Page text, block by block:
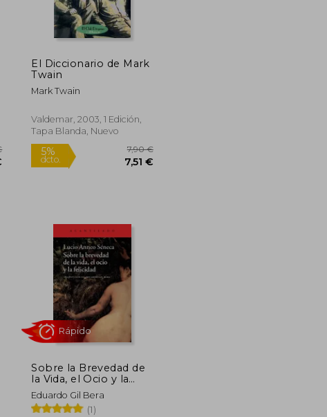
24,81 €
23,57 €
El Diccionario de Mark
Twain
Mark Twain
Valdemar, 2003, 1 Edición,
Tapa Blanda, Nuevo
5%
dcto.
Sobre la Brevedad de
la Vida, el Ocio y la
Felicidad
Eduardo Gil Bera
(1)